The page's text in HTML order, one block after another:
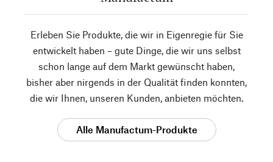
Erleben Sie Produkte, die wir in Eigenregie für Sie
entwickelt haben – gute Dinge, die wir uns selbst
schon lange auf dem Markt gewünscht haben,
bisher aber nirgends in der Qualität finden konnten,
die wir Ihnen, unseren Kunden, anbieten möchten.
Alle Manufactum-Produkte